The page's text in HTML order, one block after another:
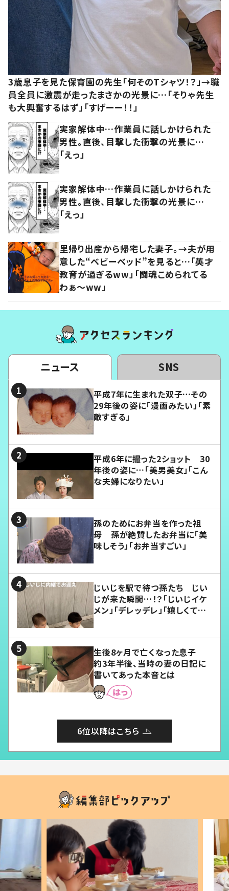
3歳息子を見た保育園の先生「何そのTシャツ！？」→職
員全員に激震が走ったまさかの光景に…「そりゃ先生
も大興奮するはず」「すげーー！！」
実家解体中…作業員に話しかけられた
男性。直後、目撃した衝撃の光景に…
「えっ」
実家解体中…作業員に話しかけられた
男性。直後、目撃した衝撃の光景に…
「えっ」
里帰り出産から帰宅した妻子。→夫が用
意した“ベビーベッド”を見ると…「英才
教育が過ぎるww」「闘魂こめられてる
わぁ～ww」
ニュース SNS
平成7年に生まれた双子…その
29年後の姿に「漫画みたい」「素
敵すぎる」
平成6年に撮った2ショット 30
年後の姿に…「美男美女」「こん
な夫婦になりたい」
孫のためにお弁当を作った祖
母 孫が絶賛したお弁当に「美
味しそう」「お弁当すごい」
じいじを駅で待つ孫たち じい
じが来た瞬間…！？「じいじイケ
メン」「デレッデレ」「嬉しくて可
生後8ヶ月で亡くなった息子
約3年半後、当時の妻の日記に
書いてあった本音とは
6位以降はこちら